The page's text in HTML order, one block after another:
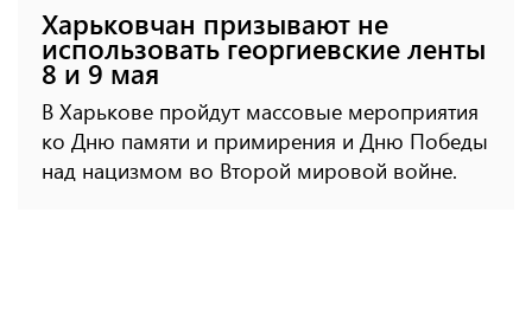
Харьковчан призывают не
использовать георгиевские ленты
8 и 9 мая
В Харькове пройдут массовые мероприятия
ко Дню памяти и примирения и Дню Победы
над нацизмом во Второй мировой войне.